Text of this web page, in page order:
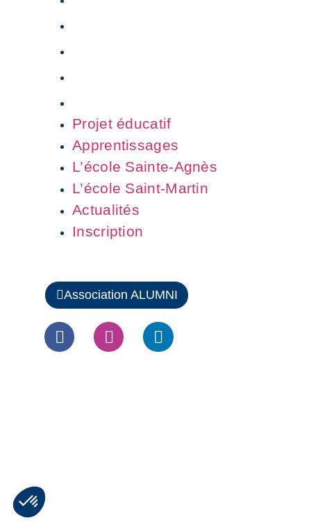
Projet éducatif
Apprentissages
L’école Sainte-Agnès
L’école Saint-Martin
Actualités
Inscription
Association ALUMNI